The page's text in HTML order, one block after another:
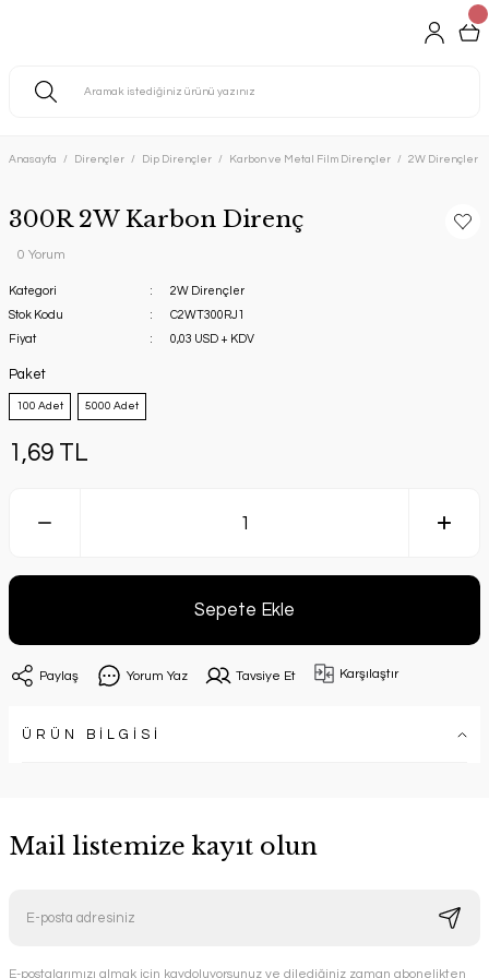
Anasayfa Dirençler Dip Dirençler Karbon ve Metal Film Dirençler 2W Dirençler
300R 2W Karbon Direnç
0 Yorum
Kategori
2W Dirençler
Stok Kodu
C2WT300RJ1
Fiyat
0,03 USD + KDV
Paket
100 Adet 5000 Adet
1,69 TL
Sepete Ekle
Paylaş Yorum Yaz Tavsiye Et Karşılaştır
ÜRÜN BİLGİSİ
Mail listemize kayıt olun
E-postalarımızı almak için kaydoluyorsunuz ve dilediğiniz zaman abonelikten